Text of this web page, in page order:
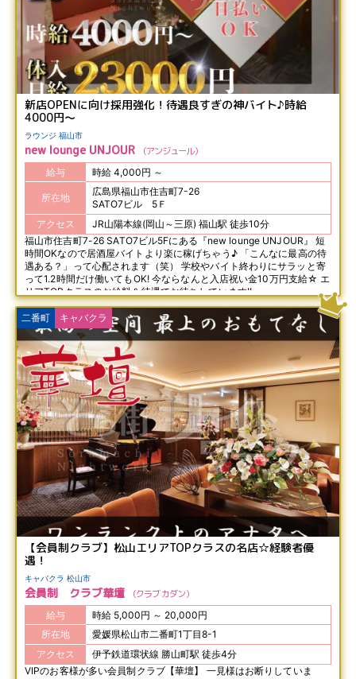
新店OPENに向け採用強化！待遇良すぎの神バイト♪時給
4000円～
ラウンジ 福山市
new lounge UNJOUR アンジュール
給与 時給 4,000円 ～
所在地
広島県福山市住吉町7-26
SATO7ビル 5Ｆ
アクセス
JR山陽本線(岡山～三原) 福山駅 徒歩10分
福山市住吉町7-26 SATO7ビル5Fにある『new lounge UNJOUR』 短
時間OKなので居酒屋バイトより楽に稼げちゃう♪ 「こんなに最高の待
遇ある？」って心配されます（笑） 学校やバイト終わりにサラッと寄
って1.2時間だけ働いてもOK! 今ならなんと入店祝い金10万円支給☆ エ
リアTOPクラスのお給料＆待遇でお待ちしています!!
二番町 キャバクラ
【会員制クラブ】松山エリアTOPクラスの名店☆経験者優
遇！
キャバクラ 松山市
会員制 クラブ華壇 クラブ カダン
給与
時給 5,000円 ～ 20,000円
所在地
愛媛県松山市二番町1丁目8-1
アクセス
伊予鉄道環状線 勝山町駅 徒歩4分
VIPのお客様が多い会員制クラブ【華壇】 一見様はお断りしていま